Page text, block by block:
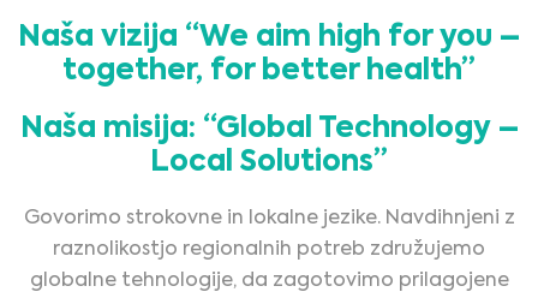
Naša vizija “We aim high for you –
together, for better health”
Naša misija: “Global Technology –
Local Solutions”
Govorimo strokovne in lokalne jezike. Navdihnjeni z
raznolikostjo regionalnih potreb združujemo
globalne tehnologije, da zagotovimo prilagojene